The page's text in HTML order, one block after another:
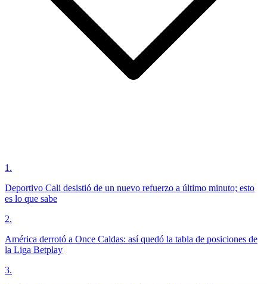
1 .
Deportivo Cali desistió de un nuevo refuerzo a último minuto; esto
es lo que sabe
2.
América derrotó a Once Caldas: así quedó la tabla de posiciones de
la Liga Betplay
3.